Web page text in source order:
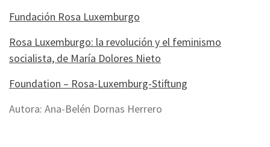
Fundación Rosa Luxemburgo
Rosa Luxemburgo: la revolución y el feminismo
socialista, de María Dolores Nieto
Foundation – Rosa-Luxemburg-Stiftung
Autora: Ana-Belén Dornas Herrero